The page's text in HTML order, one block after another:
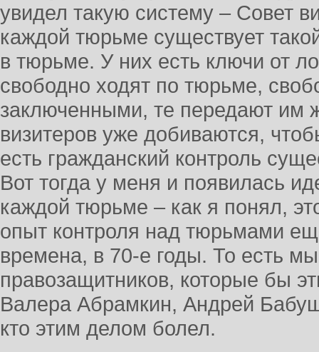
увидел такую систему – Совет
каждой тюрьме существует
в тюрьме. У них есть ключи от
свободно ходят по тюрьме,
заключенными, те передают им
визитеров уже добиваются,
есть гражданский контроль
Вот тогда у меня и появилась
каждой тюрьме – как я понял,
опыт контроля над тюрьмами
времена, в 70-е годы. То есть
правозащитников, которые бы
Валера Абрамкин, Андрей
кто этим делом болел.